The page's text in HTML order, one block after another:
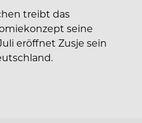
treibt das
seine
eröffnet Zusje sein